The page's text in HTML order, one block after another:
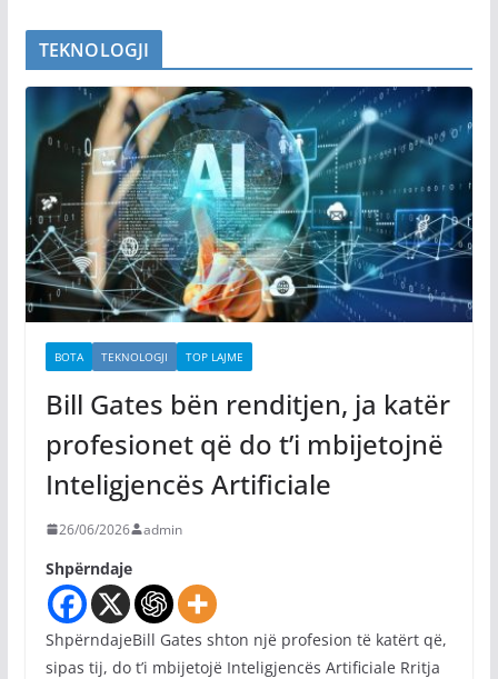
TEKNOLOGJI
BOTA TEKNOLOGJI TOP LAJME
Bill Gates bën renditjen, ja katër
profesionet që do t’i mbijetojnë
Inteligjencës Artificiale
26/06/2026 admin
Shpërndaje
ShpërndajeBill Gates shton një profesion të katërt që,
sipas tij, do t’i mbijetojë Inteligjencës Artificiale Rritja